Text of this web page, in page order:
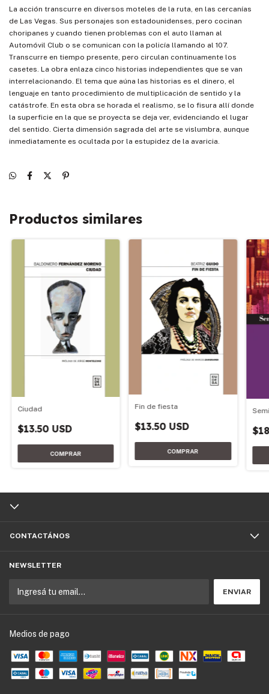
La acción transcurre en diversos moteles de la ruta, en las cercanías
de Las Vegas. Sus personajes son estadounidenses, pero cocinan
choripanes y cuando tienen problemas con el auto llaman al
Automóvil Club o se comunican con la policía llamando al 107.
Transcurre en tiempo presente, pero circulan continuamente los
casetes. La obra enlaza cinco historias independientes que se van
interrelacionando. El tema que aúna las historias es el dinero, el
lenguaje en tanto procedimiento de multiplicación de sentido y la
catástrofe. En esta obra se horada el realismo, se lo fisura allí donde
la superficie en la que se proyecta se deja ver, evidenciando el lugar
del sentido. Cierta dimensión sagrada del arte se vislumbra, aunque
inmediatamente es ocultada por la estupidez de la avaricia.
Productos similares
Ciudad
$13.50 USD
Fin de fiesta
$13.50 USD
CONTACTÁNOS
NEWSLETTER
Medios de pago